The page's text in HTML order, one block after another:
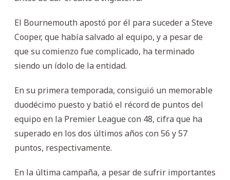
El Bournemouth apostó por él para suceder a Steve
Cooper, que había salvado al equipo, y a pesar de
que su comienzo fue complicado, ha terminado
siendo un ídolo de la entidad.
En su primera temporada, consiguió un memorable
duodécimo puesto y batió el récord de puntos del
equipo en la Premier League con 48, cifra que ha
superado en los dos últimos años con 56 y 57
puntos, respectivamente.
En la última campaña, a pesar de sufrir importantes